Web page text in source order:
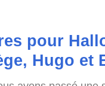
pour
Hugo et